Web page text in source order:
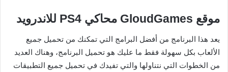
موقع GloudGames محاكي PS4 للاندرويد
يعد هذا البرنامج من أفضل البرامج التي تمكنك من تحميل جميع
الألعاب بكل سهولة فقط ما عليك هو تحميل البرنامج، وهناك العديد
من الخطوات التي نتناولها والتي تفيدك في تحميل جميع التطبيقات